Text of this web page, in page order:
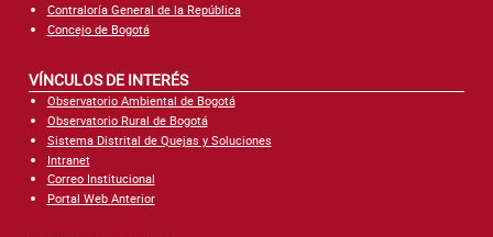
Contraloría General de la República
Concejo de Bogotá
VÍNCULOS DE INTERÉS
Observatorio Ambiental de Bogotá
Observatorio Rural de Bogotá
Sistema Distrital de Quejas y Soluciones
Intranet
Correo Institucional
Portal Web Anterior